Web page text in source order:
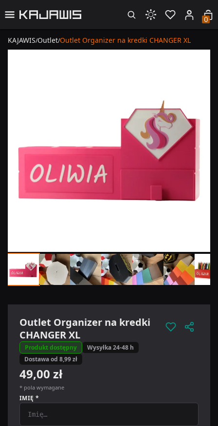
0
KAJAWIS/Outlet/Outlet Organizer na kredki CHANGER XL
Outlet Organizer na kredki
CHANGER XL
Produkt dostępny
Wysyłka 24-48 h
Dostawa od 8,99 zł
49,00 zł
* pola wymagane
IMIĘ *